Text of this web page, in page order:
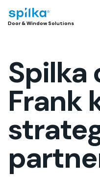
Door
Door & Window Solutions
Spilka
Frank